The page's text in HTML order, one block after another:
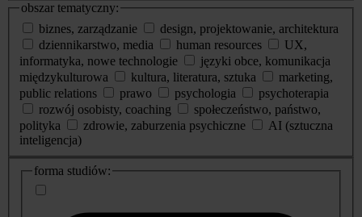
obszar tematyczny:
biznes, zarządzanie
design, projektowanie, architektura
dziennikarstwo, media
human resources
UX,
informatyka, nowe technologie
języki obce, komunikacja
międzykulturowa
kultura, literatura, sztuka
marketing,
public relations
prawo psychologia
psychoterapia
rozwój osobisty, coaching
społeczeństwo, państwo,
polityka
zdrowie, zaburzenia psychiczne
AI (sztuczna
inteligencja)
dodatkowe
informacje
forma studiów: